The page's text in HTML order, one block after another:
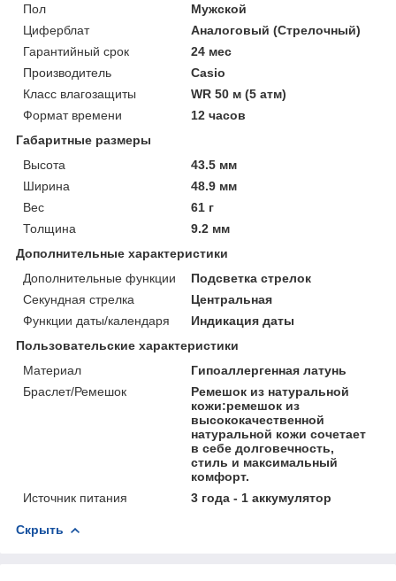
Пол
Мужской
Циферблат
Аналоговый (Стрелочный)
Гарантийный срок
24 мес
Производитель
Casio
Класс влагозащиты
WR 50 м (5 атм)
Формат времени
12 часов
Габаритные размеры
Высота
43.5 мм
Ширина
48.9 мм
Вес
61 г
Толщина
9.2 мм
Дополнительные характеристики
Дополнительные функции
Подсветка стрелок
Секундная стрелка
Центральная
Функции даты/календаря
Индикация даты
Пользовательские характеристики
Материал
Гипоаллергенная латунь
Браслет/Ремешок
Ремешок из натуральной
кожи:ремешок из
высококачественной
натуральной кожи сочетает
в себе долговечность,
стиль и максимальный
комфорт.
Источник питания
3 года - 1 аккумулятор
Скрыть